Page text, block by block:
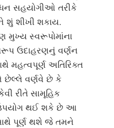
સહયોગીઓ તરીકે
શું શીખી શકાય.
મુખ્ય સ્વરૂપોમાંના
ઉદાહરણનું વર્ણન
મહત્વપૂર્ણ અતિરિક્ત
વર્ણવે છે કે
રીતે સામૂહિક
થઈ શકે છે આ
પૂર્ણ થશે જે તમને